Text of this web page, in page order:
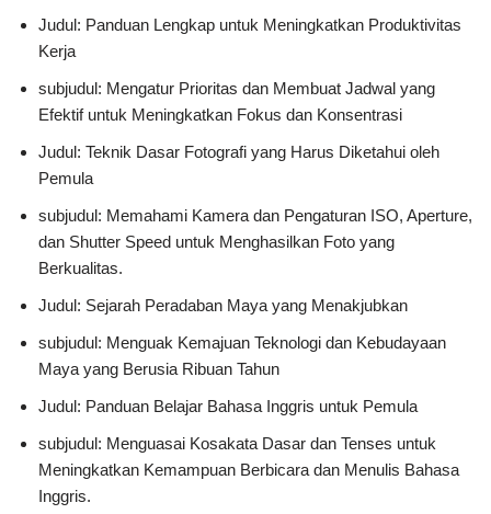
Judul: Panduan Lengkap untuk Meningkatkan Produktivitas
Kerja
subjudul: Mengatur Prioritas dan Membuat Jadwal yang
Efektif untuk Meningkatkan Fokus dan Konsentrasi
Judul: Teknik Dasar Fotografi yang Harus Diketahui oleh
Pemula
subjudul: Memahami Kamera dan Pengaturan ISO, Aperture,
dan Shutter Speed untuk Menghasilkan Foto yang
Berkualitas.
Judul: Sejarah Peradaban Maya yang Menakjubkan
subjudul: Menguak Kemajuan Teknologi dan Kebudayaan
Maya yang Berusia Ribuan Tahun
Judul: Panduan Belajar Bahasa Inggris untuk Pemula
subjudul: Menguasai Kosakata Dasar dan Tenses untuk
Meningkatkan Kemampuan Berbicara dan Menulis Bahasa
Inggris.